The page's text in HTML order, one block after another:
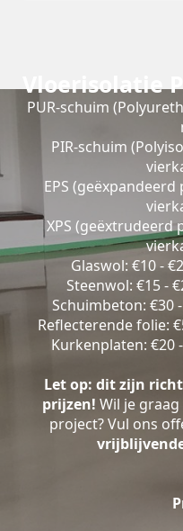
Vloerisolatie
PUR-schuim
PIR-schuim
EPS
XPS (geëxtrudeerd
Glaswol: €10 -
Steenwol: €15 -
Schuimbeton: €30
Reflecterende folie:
Kurkenplaten: €20
Let op: dit zijn
prijzen! Wil je
project? Vul ons